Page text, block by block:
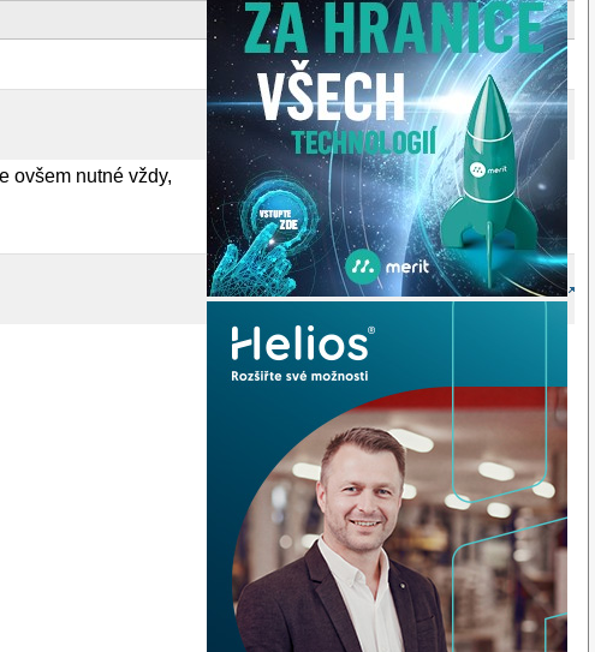
ovšem nutné vždy,